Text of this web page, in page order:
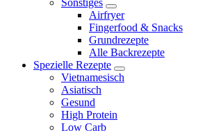
Sonstiges
expand
child
menu
Airfryer
Fingerfood & Snacks
Grundrezepte
Alle Backrezepte
Spezielle Rezepte
expand
child
Vietnamesisch
Asiatisch
Gesund
High Protein
Low Carb